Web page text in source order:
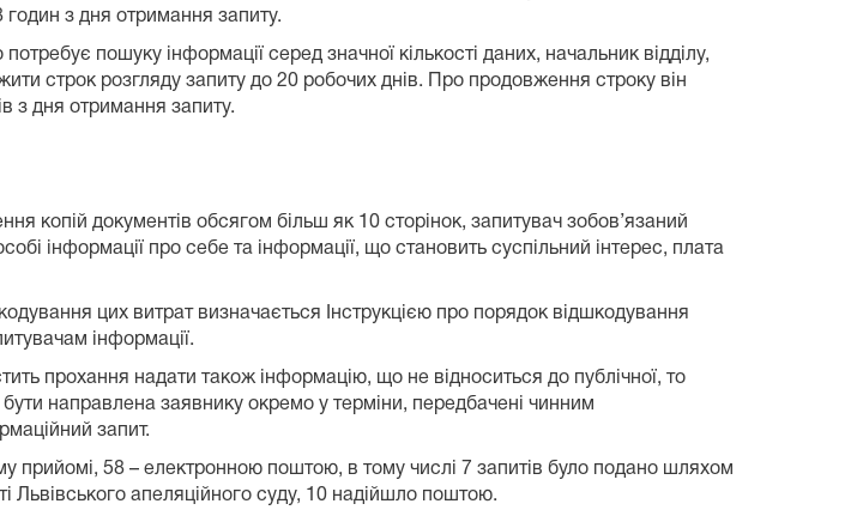
годин з дня отримання запиту.
пошуку інформації серед значної кількості даних, начальник відділу,
строк розгляду запиту до 20 робочих днів. Про продовження строку він
з дня отримання запиту.
копій документів обсягом більш як 10 сторінок, запитувач зобов’язаний
інформації про себе та інформації, що становить суспільний інтерес, плата
цих витрат визначається Інструкцією про порядок відшкодування
інформації.
прохання надати також інформацію, що не відноситься до публічної, то
бути направлена заявнику окремо у терміни, передбачені чинним
запит.
прийомі, 58 – електронною поштою, в тому числі 7 запитів було подано шляхом
апеляційного суду, 10 надійшло поштою.